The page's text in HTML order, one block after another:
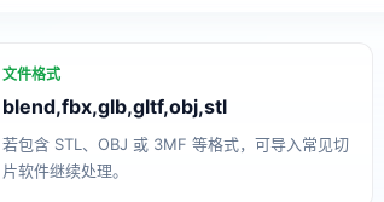
文件格式
blend,fbx,glb,gltf,obj,stl
若包含 STL、OBJ 或 3MF 等格式，可导入常见切
片软件继续处理。